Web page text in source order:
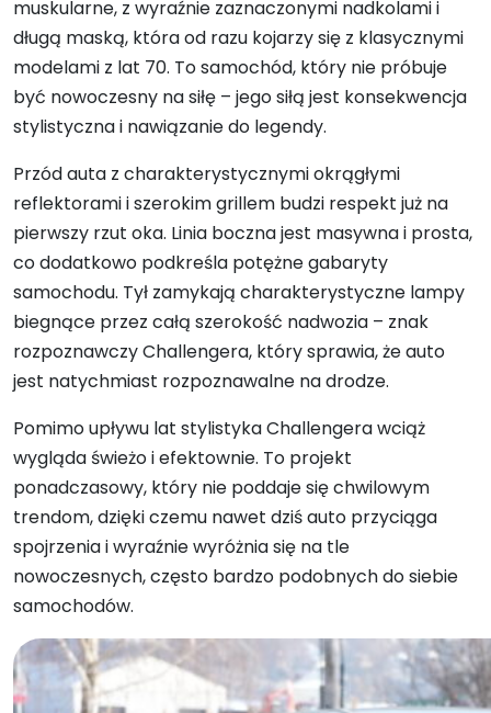
muskularne, z wyraźnie zaznaczonymi nadkolami i
długą maską, która od razu kojarzy się z klasycznymi
modelami z lat 70. To samochód, który nie próbuje
być nowoczesny na siłę – jego siłą jest konsekwencja
stylistyczna i nawiązanie do legendy.
Przód auta z charakterystycznymi okrągłymi
reflektorami i szerokim grillem budzi respekt już na
pierwszy rzut oka. Linia boczna jest masywna i prosta,
co dodatkowo podkreśla potężne gabaryty
samochodu. Tył zamykają charakterystyczne lampy
biegnące przez całą szerokość nadwozia – znak
rozpoznawczy Challengera, który sprawia, że auto
jest natychmiast rozpoznawalne na drodze.
Pomimo upływu lat stylistyka Challengera wciąż
wygląda świeżo i efektownie. To projekt
ponadczasowy, który nie poddaje się chwilowym
trendom, dzięki czemu nawet dziś auto przyciąga
spojrzenia i wyraźnie wyróżnia się na tle
nowoczesnych, często bardzo podobnych do siebie
samochodów.